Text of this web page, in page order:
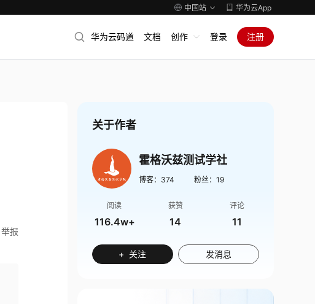
中国站 华为云App
华为云码道 文档 创作 登录 注册
举报
关于作者
霍格沃兹测试学社
博客： 374 粉丝： 19
阅读
116.4w+
获赞
14
评论
11
+ 关注 发消息